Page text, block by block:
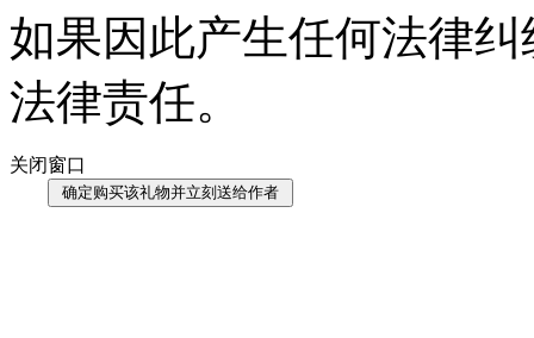
如果因此产生任何法律
法律责任。
关闭窗口